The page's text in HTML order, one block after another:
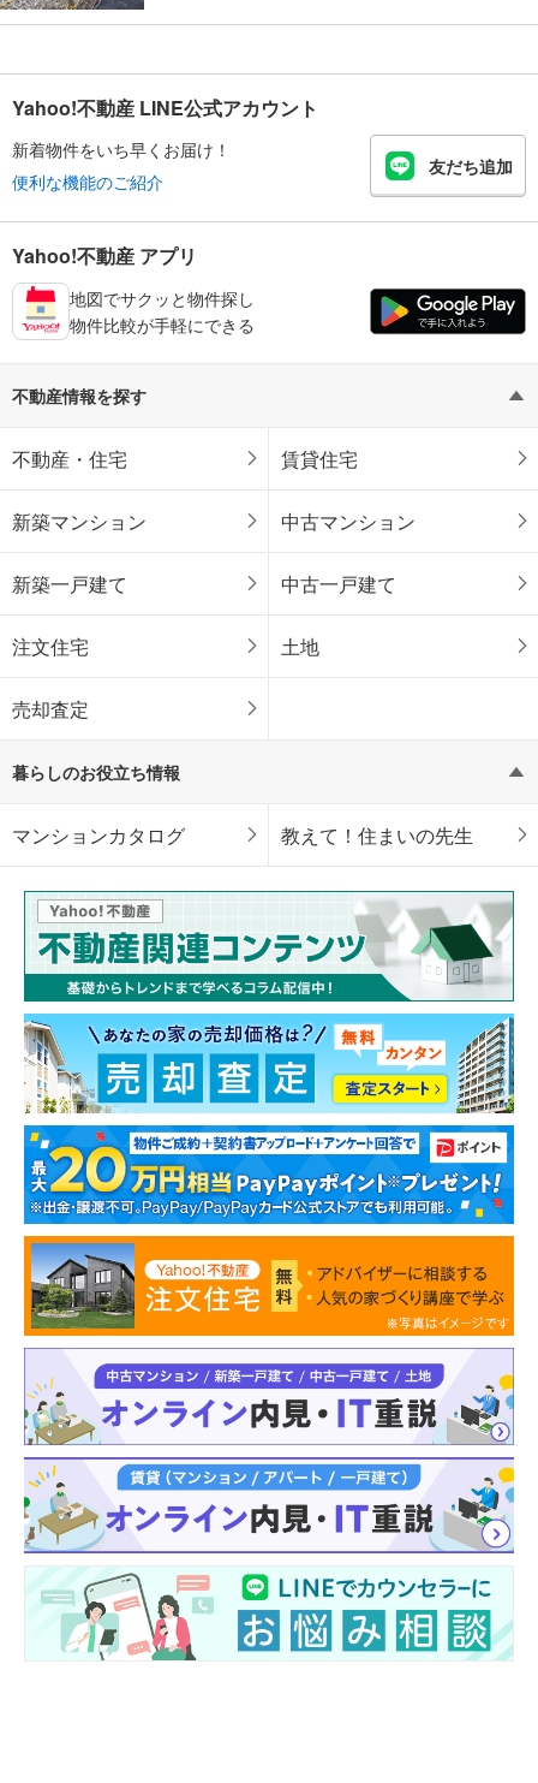
Yahoo!不動産 LINE公式アカウント
新着物件をいち早くお届け！
便利な機能のご紹介
友だち追加
Yahoo!不動産 アプリ
地図でサクッと物件探し
物件比較が手軽にできる
不動産情報を探す
不動産・住宅 賃貸住宅
新築マンション 中古マンション
新築一戸建て 中古一戸建て
注文住宅 土地
売却査定
暮らしのお役立ち情報
マンションカタログ 教えて！住まいの先生